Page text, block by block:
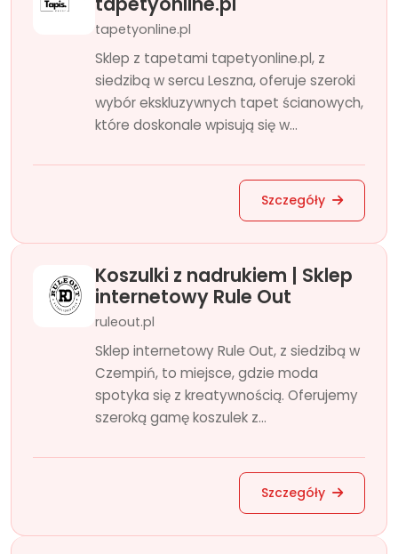
tapetyonline.pl
Sklep z tapetami tapetyonline.pl, z
siedzibą w sercu Leszna, oferuje szeroki
wybór ekskluzywnych tapet ścianowych,
które doskonale wpisują się w...
Szczegóły
Koszulki z nadrukiem | Sklep
internetowy Rule Out
ruleout.pl
Sklep internetowy Rule Out, z siedzibą w
Czempiń, to miejsce, gdzie moda
spotyka się z kreatywnością. Oferujemy
szeroką gamę koszulek z...
Szczegóły